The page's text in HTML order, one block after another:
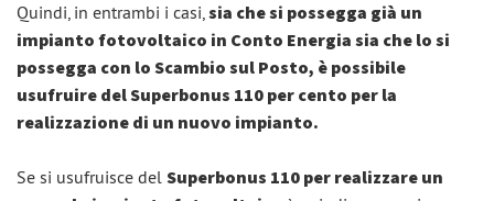
Quindi, in entrambi i casi,sia che si possegga già un
impianto fotovoltaico in Conto Energia sia che lo si
possegga con lo Scambio sul Posto, è possibile
usufruire del Superbonus 110 per cento per la
realizzazione di un nuovo impianto.
Se si usufruisce del Superbonus 110 per realizzare un